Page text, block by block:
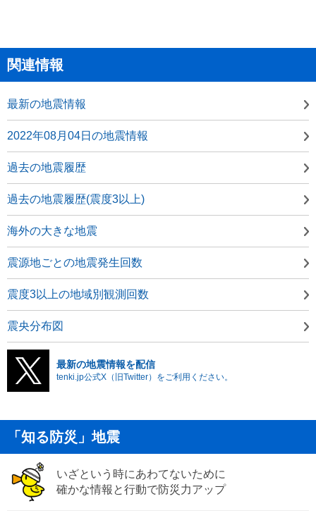
関連情報
最新の地震情報
2022年08月04日の地震情報
過去の地震履歴
過去の地震履歴(震度3以上)
海外の大きな地震
震源地ごとの地震発生回数
震度3以上の地域別観測回数
震央分布図
最新の地震情報を配信
tenki.jp公式X（旧Twitter）をご利用ください。
「知る防災」地震
いざという時にあわてないために
確かな情報と行動で防災力アップ